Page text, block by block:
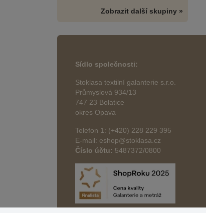
Zobrazit další skupiny »
Sídlo společnosti:
Stoklasa textilní galanterie s.r.o.
Průmyslová 934/13
747 23 Bolatice
okres Opava
Telefon 1: (+420) 228 229 395
E-mail: eshop@stoklasa.cz
Číslo účtu: 5487372/0800